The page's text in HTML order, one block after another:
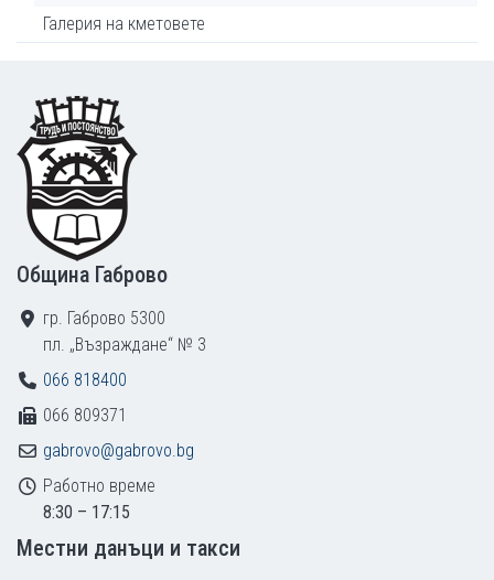
Галерия на кметовете
Footer
Община Габрово
гр. Габрово 5300
пл. „Възраждане“ № 3
066 818400
066 809371
gabrovo@gabrovo.bg
Работно време
8:30 – 17:15
Местни данъци и такси